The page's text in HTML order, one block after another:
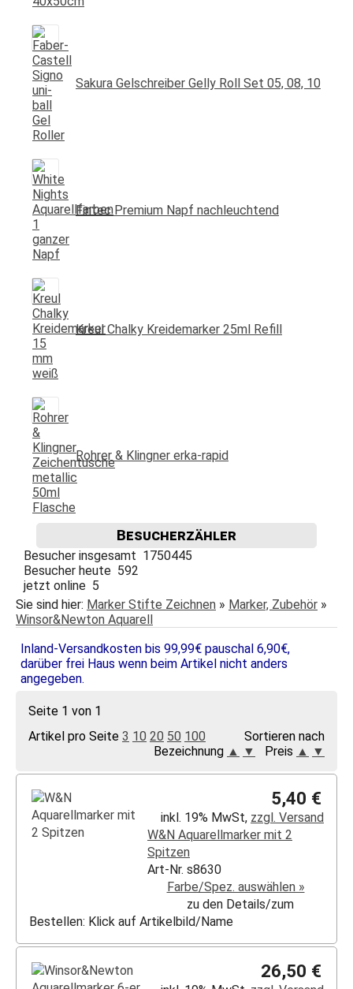
Sakura Gelschreiber Gelly Roll Set 05, 08, 10
Fintec Premium Napf nachleuchtend
Kreul Chalky Kreidemarker 25ml Refill
Rohrer & Klingner erka-rapid
Besucherzähler
Besucher insgesamt 1750445
Besucher heute 592
jetzt online 5
Sie sind hier: Marker Stifte Zeichnen » Marker, Zubehör »
Winsor&Newton Aquarell
Inland-Versandkosten bis 99,99€ pauschal 6,90€,
darüber frei Haus wenn beim Artikel nicht anders
angegeben.
Seite 1 von 1
Artikel pro Seite 3 10 20 50 100
Sortieren nach
Bezeichnung ▲ ▼ Preis ▲ ▼
5,40 €
inkl. 19% MwSt, zzgl. Versand
W&N Aquarellmarker mit 2
Spitzen
Art-Nr. s8630
Farbe/Spez. auswählen »
zu den Details/zum
Bestellen: Klick auf Artikelbild/Name
26,50 €